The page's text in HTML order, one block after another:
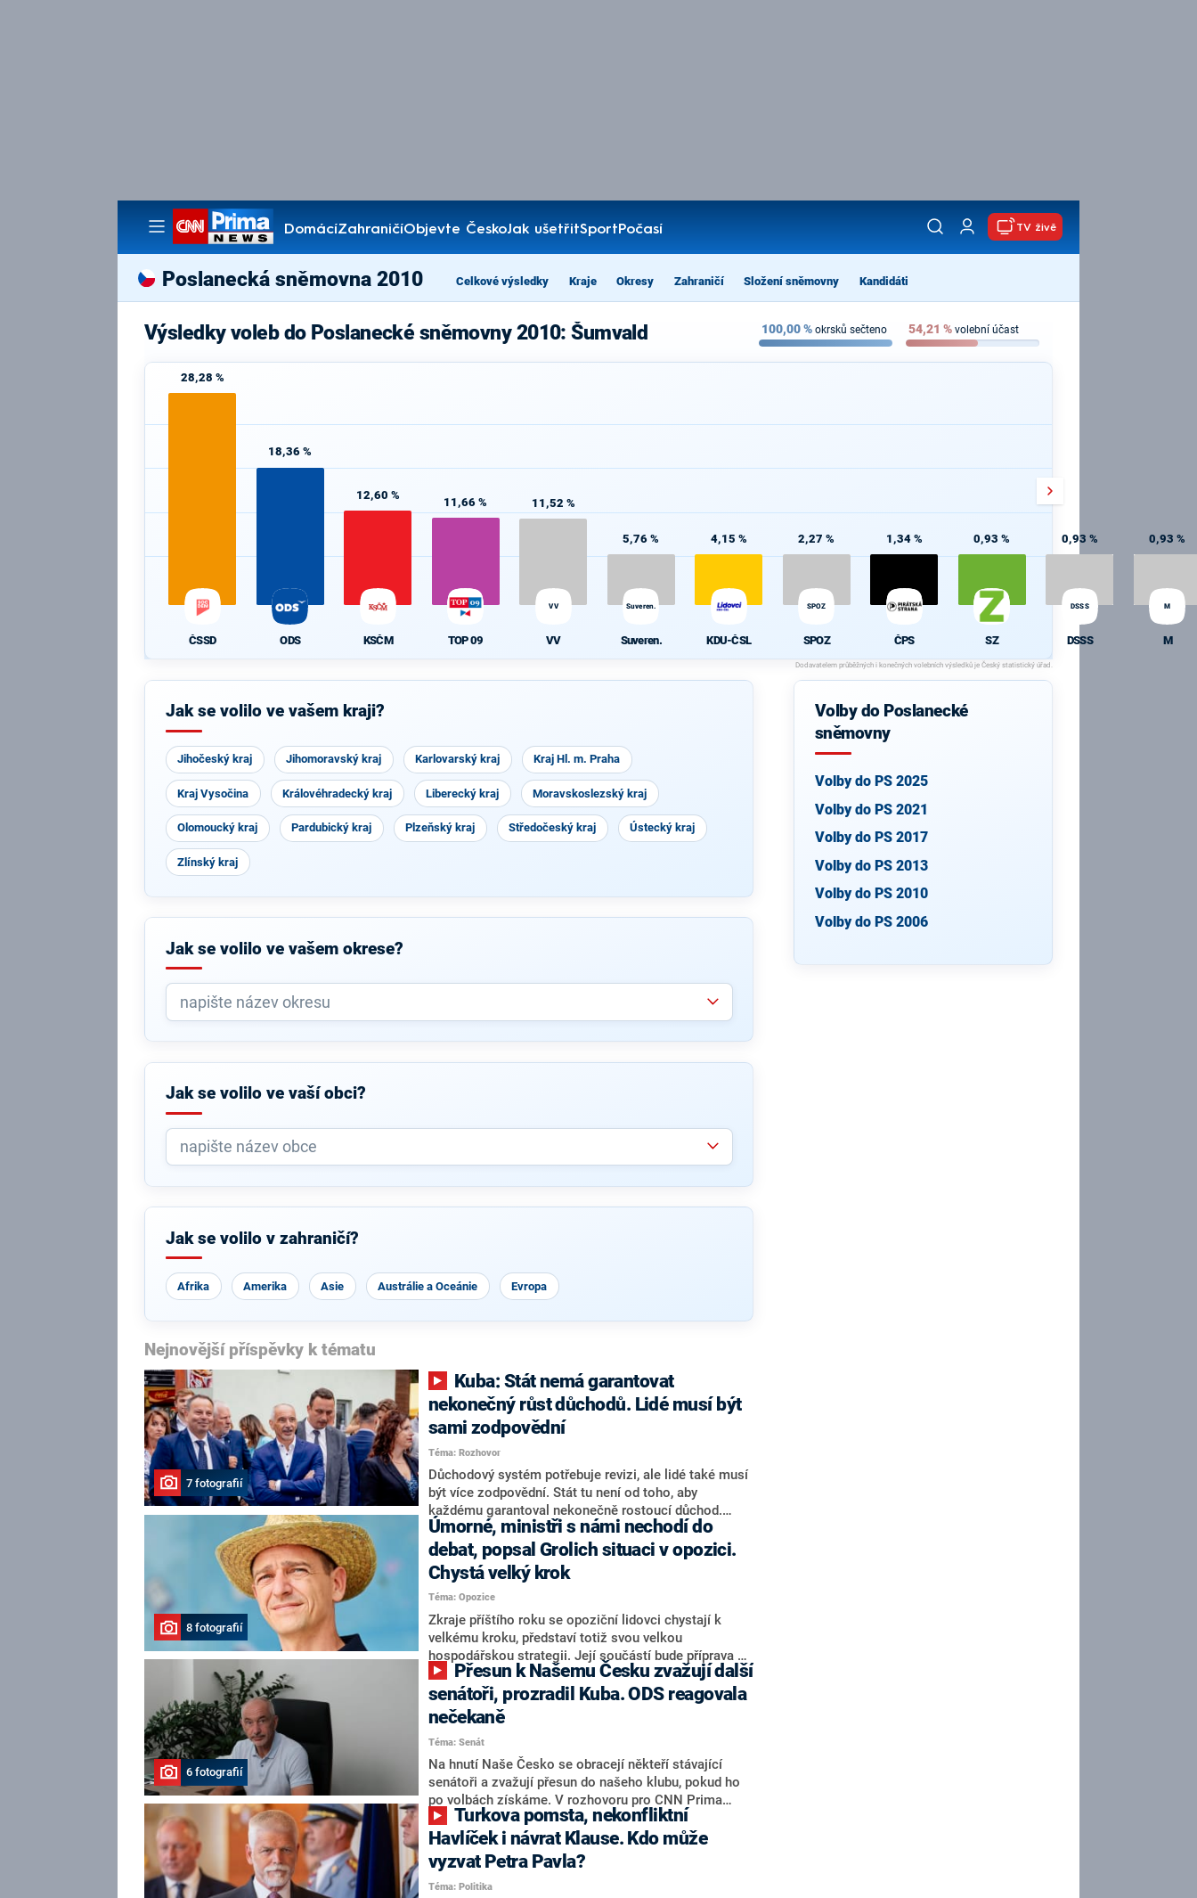
DomácíZahraničíObjevte ČeskoJak ušetřitSportPočasí
Pořady
TV živě
Poslanecká sněmovna 2010 Celkové výsledky Kraje Okresy Zahraničí Složení sněmovny Kandidáti
Výsledky voleb do Poslanecké sněmovny 2010: Šumvald 100,00% okrsků sečteno 54,21 % volební účast
28,28 %
ČSSD
18,36 %
ODS
12,60 %
KSČM
11,66 %
TOP 09
11,52 %
VV
VV
5,76 %
Suveren.
Suveren.
4,15 %
KDU-ČSL
2,27 %
SPOZ
SPOZ
1,34 %
ČPS
0,93 %
SZ
0,93 %
DSSS
DSSS
0,93 %
M
M
Jak se volilo ve vašem kraji?
Jihočeský kraj Jihomoravský kraj Karlovarský kraj Kraj Hl. m. Praha
Kraj Vysočina Královéhradecký kraj Liberecký kraj Moravskoslezský kraj
Olomoucký kraj Pardubický kraj Plzeňský kraj Středočeský kraj Ústecký kraj
Zlínský kraj
Jak se volilo ve vašem okrese?
Jak se volilo ve vaší obci?
Jak se volilo v zahraničí?
Afrika Amerika Asie Austrálie a Oceánie Evropa
Nejnovější příspěvky k tématu
7 fotografií
nekonečný růst důchodů. Lidé musí být
sami zodpovědní
Téma: Rozhovor
Důchodový systém potřebuje revizi, ale lidé také musí
být více zodpovědní. Stát tu není od toho, aby
každému garantoval nekonečně rostoucí důchod.
Chybí tu nový systém a my ho představíme,řekl
hejtman Jihočeského kraje a předseda hnutí Naše
Česko Martin Kuba v rozhovoru pro CNN Prima NEWS.
V čele státu pak podle něj nemůže být člověk, který by
střetem zájmů omezoval čerpání financí a rozvoj,
dodal. Řešení u Andreje Babiše ale hodnotit nechtěl.
8 fotografií
Úmorné, ministři s námi nechodí do
debat, popsal Grolich situaci v opozici.
Chystá velký krok
Téma: Opozice
Zkraje příštího roku se opoziční lidovci chystají k
velkému kroku, představí totiž svou velkou
hospodářskou strategii. Její součástí bude příprava na
stárnutí populace, řekl ve středu na setkání s novináři
nový předseda lidovců Jan Grolich. Ten zároveň v
senátních volbách kandiduje ve Vyškově. Popsal i
aktivitu opozice, o níž vládní strany nebo političtí
komentátoři mluví jako o slabé a v defenzivě. „Je to
úmorná práce upozorňovat na chyby vlády. Ministři s
námi navíc nechodí do debat. Chceme ale ukazovat
svoje témata,“ odpověděl Grolich na dotaz CNN Prima
NEWS.
6 fotografií
senátoři, prozradil Kuba. ODS reagovala
nečekaně
Téma: Senát
Na hnutí Naše Česko se obracejí někteří stávající
senátoři a zvažují přesun do našeho klubu, pokud ho
po volbách získáme. V rozhovoru pro CNN Prima
NEWS to řekl zakladatel hnutí a jihočeský hejtman
Martin Kuba. Konkrétní nebyl, ale získat by takto mohl
například senátora Zdeňka Hrabu, který je dnes
součástí klubu ODS a TOP 09. Hraba to na dotaz
redakce nevyloučil. Předseda klubu senátorů ODS
Havlíček i návrat Klause. Kdo může
vyzvat Petra Pavla?
Téma: Politika
Volby do Poslanecké
sněmovny
Volby do PS 2025
Volby do PS 2021
Volby do PS 2017
Volby do PS 2013
Volby do PS 2010
Volby do PS 2006